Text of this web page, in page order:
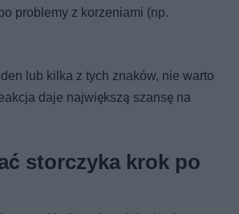
problemy z korzeniami (np.
lub kilka z tych znaków, nie warto
daje największą szansę na
storczyka krok po